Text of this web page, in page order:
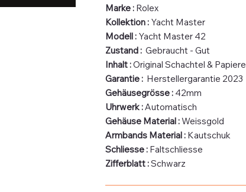
Marke : Rolex
Kollektion : Yacht Master
Modell : Yacht Master 42
Zustand : Gebraucht - Gut
Inhalt :Original Schachtel & Papiere
Garantie : Herstellergarantie 2023
Gehäusegrösse : 42mm
Uhrwerk :Automatisch
Gehäuse Material :Weissgold
Armbands Material : Kautschuk
Schliesse : Faltschliesse
Zifferblatt :Schwarz